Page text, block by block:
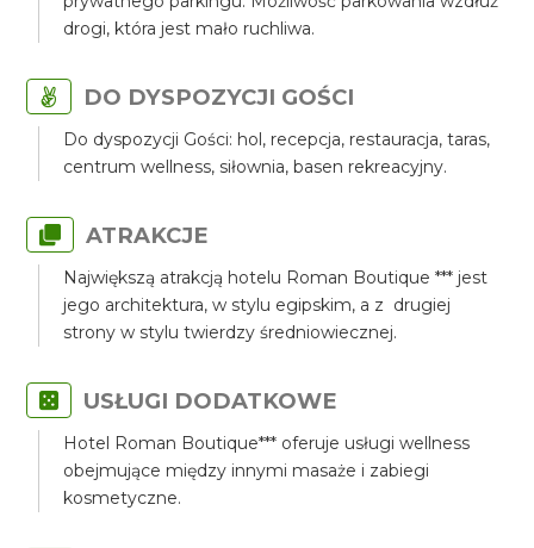
drogi, która jest mało ruchliwa.
DO DYSPOZYCJI GOŚCI
Do dyspozycji Gości: hol, recepcja, restauracja, taras,
centrum wellness, siłownia, basen rekreacyjny.
ATRAKCJE
Największą atrakcją hotelu Roman Boutique *** jest
jego architektura, w stylu egipskim, a z drugiej
strony w stylu twierdzy średniowiecznej.
USŁUGI DODATKOWE
Hotel Roman Boutique*** oferuje usługi wellness
obejmujące między innymi masaże i zabiegi
kosmetyczne.